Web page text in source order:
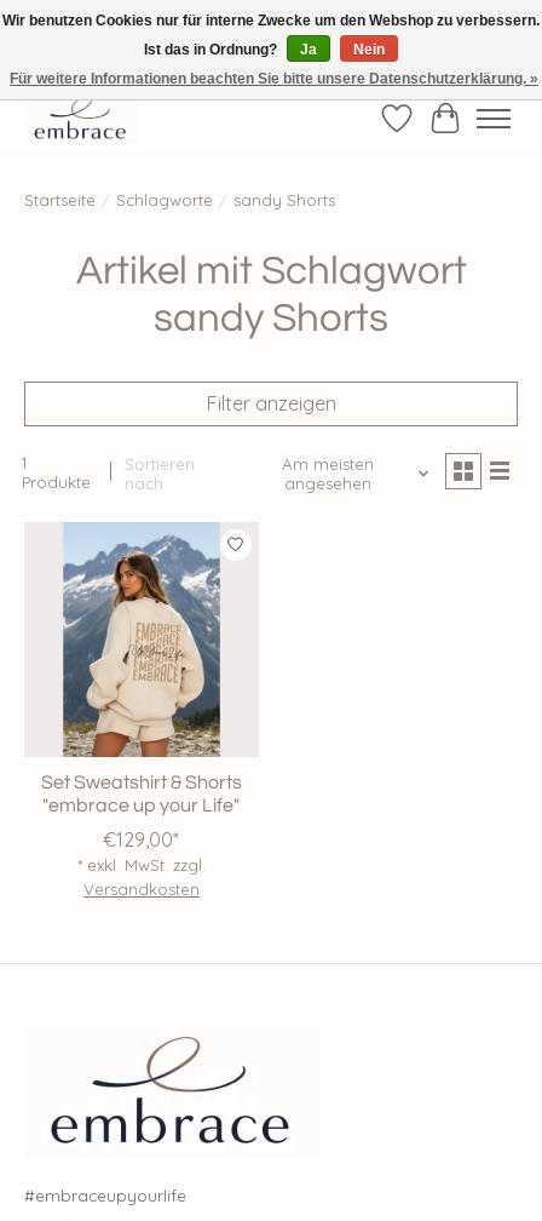
√ Versandkostenfrei ab € 40-, √ Made with Love and Happiness √Exklusiv und
nur hier im Onlineshop √high-quality & long-lasting fashion
Wunschzettel
Ihr
Startseite / Schlagworte / sandy Shorts
Artikel mit Schlagwort
sandy Shorts
Filter anzeigen
1
Produkte
Sortieren
nach
Am meisten
angesehen
Set Sweatshirt & Shorts
"embrace up your Life"
€129,00*
* exkl. MwSt. zzgl.
Versandkosten
#embraceupyourlife
Wir benutzen Cookies nur für interne Zwecke um den Webshop zu verbessern.
Ist das in Ordnung?
Ja
Nein
Für weitere Informationen beachten Sie bitte unsere Datenschutzerklärung. »